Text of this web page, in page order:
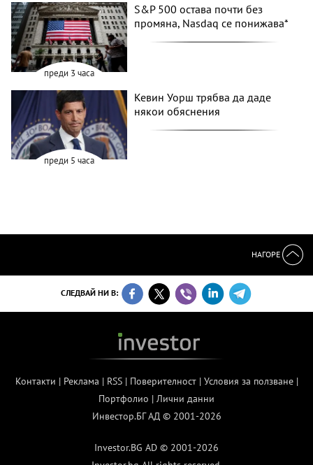
преди 3 часа
S&P 500 остава почти без
промяна, Nasdaq се понижава*
преди 5 часа
Кевин Уорш трябва да даде
някои обяснения
НАГОРЕ
СЛЕДВАЙ НИ В:
Контакти | Реклама | RSS| Поверителност| Условия за ползване|
Портфолио | Лични данни
Инвестор.БГ АД © 2001-2026
Investor.BG AD © 2001-2026